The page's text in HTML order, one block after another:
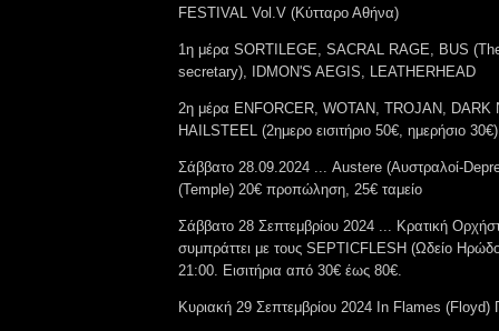
FESTIVAL Vol.V (Κύτταρο Αθήνα)
1η μέρα SORTILEGE, SACRAL RAGE, BUS
secretary), IDMON'S AEGIS, LEATHERHEAD
2η μέρα ENFORCER, WOTAN, TROJAN, DARK
HAILSTEEL (2ημερο εισιτήριο 50€, ημερήσιο 30€)
Σάββατο 28.09.2024 ... Austere (Αυστραλοί-
(Temple) 20€ προπώληση, 25€ ταμείο
Σάββατο 28 Σεπτεμβρίου 2024 ... Κρατική
συμπράττει με τους SEPTICFLESH (Ωδείο
21:00. Εισιτήρια από 30€ έως 80€.
Κυριακή 29 Σεπτεμβρίου 2024 In Flames